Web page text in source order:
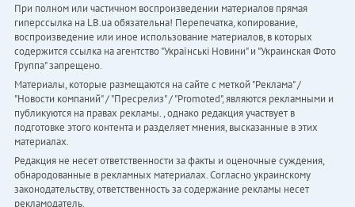
При полном или частичном воспроизведении материалов прямая
гиперссылка на LB.ua обязательна! Перепечатка, копирование,
воспроизведение или иное использование материалов, в которых
содержится ссылка на агентство "Українськi Новини" и "Украинская Фото
Группа" запрещено.
Материалы, которые размещаются на сайте с меткой "Реклама" /
"Новости компаний" / "Пресрелиз" / "Promoted", являются рекламными и
публикуются на правах рекламы. , однако редакция участвует в
подготовке этого контента и разделяет мнения, высказанные в этих
материалах.
Редакция не несет ответственности за факты и оценочные суждения,
обнародованные в рекламных материалах. Согласно украинскому
законодательству, ответственность за содержание рекламы несет
рекламодатель.